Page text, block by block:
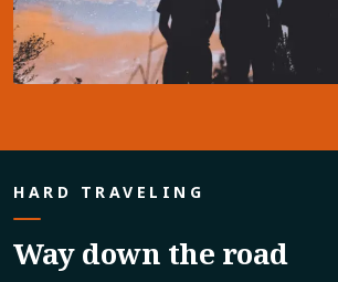
HARD TRAVELING
Way down the road